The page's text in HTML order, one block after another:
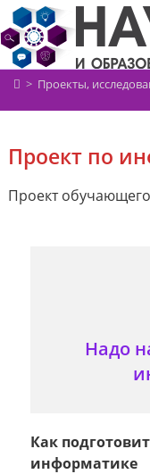
Перейти
к
содержимому
> Проекты,
Проект по
Проект
Надо
Как
информатике